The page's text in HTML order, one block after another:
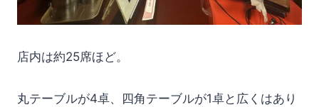
店内は約25席ほど。
丸テーブルが4卓、四角テーブルが1卓と広くはあり